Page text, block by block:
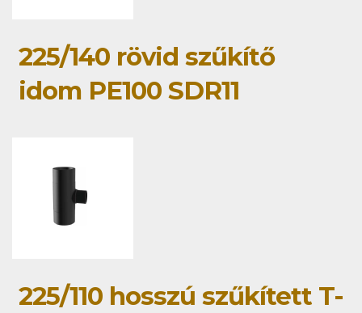
225/140 rövid szűkítő
idom PE100 SDR11
225/110 hosszú szűkített T-